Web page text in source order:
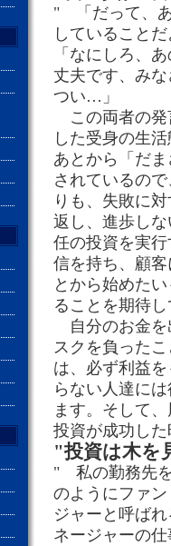
" 「だって、あ
していること
「なにしろ、
丈夫です、み
つい…」
この両者の発
した受身の生
あとから「だ
されているの
りも、失敗に
返し、進歩し
任の投資を実
信を持ち、顧
とから始めた
ることを期待
自分のお金を
スクを負った
は、必ず利益
らない人達に
ます。そして
投資が成功し
"投資は木を
" 私の勤務先を
のようにファ
ジャーと呼ば
ネージャーの